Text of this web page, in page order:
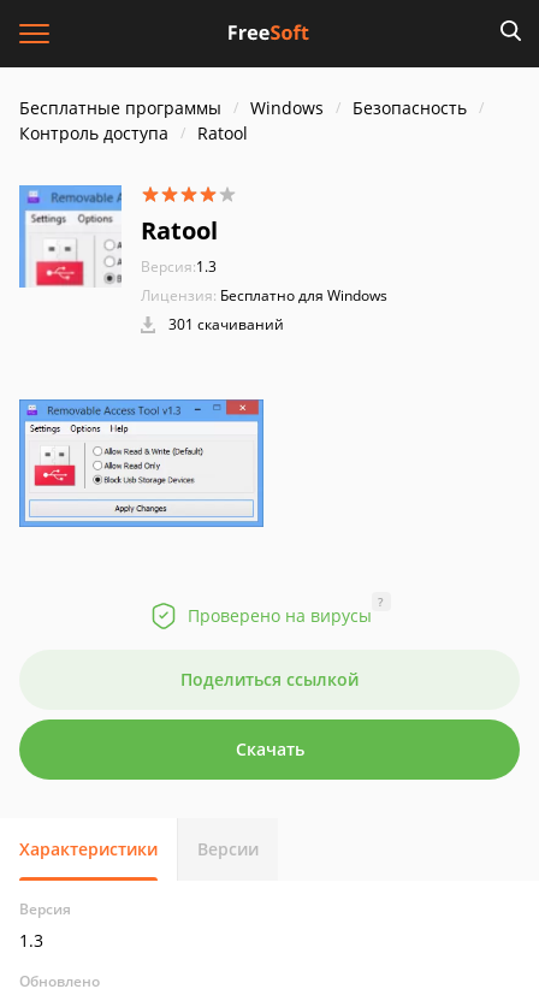
Бесплатные программы Windows
Безопасность
Контроль доступа
Ratool
Ratool
Версия:1.3
Лицензия: Бесплатно для Windows
301 скачиваний
Проверено на вирусы
?
Поделиться ссылкой
Скачать
Характеристики Версии
Версия
1.3
Обновлено